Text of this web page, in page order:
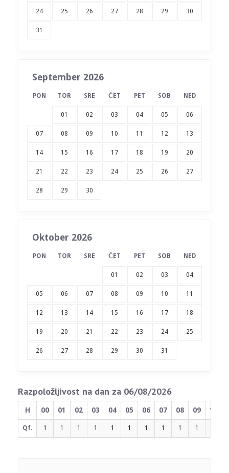
24 25 26 27 28 29 30
31
September 2026
PON TOR SRE ČET PET SOB NED
01 02 03 04 05 06
07 08 09 10 11 12 13
14 15 16 17 18 19 20
21 22 23 24 25 26 27
28 29 30
Oktober 2026
PON TOR SRE ČET PET SOB NED
01 02 03 04
05 06 07 08 09 10 11
12 13 14 15 16 17 18
19 20 21 22 23 24 25
26 27 28 29 30 31
Razpoložljivost na dan za 06/08/2026
H 00 01 02 03 04 05 06 07 08 09 10
Qf. 1 1 1 1 1 1 1 1 1 1